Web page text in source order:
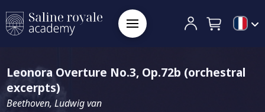
Leonora Overture No.3, Op.72b (orchestral
excerpts)
Beethoven, Ludwig van